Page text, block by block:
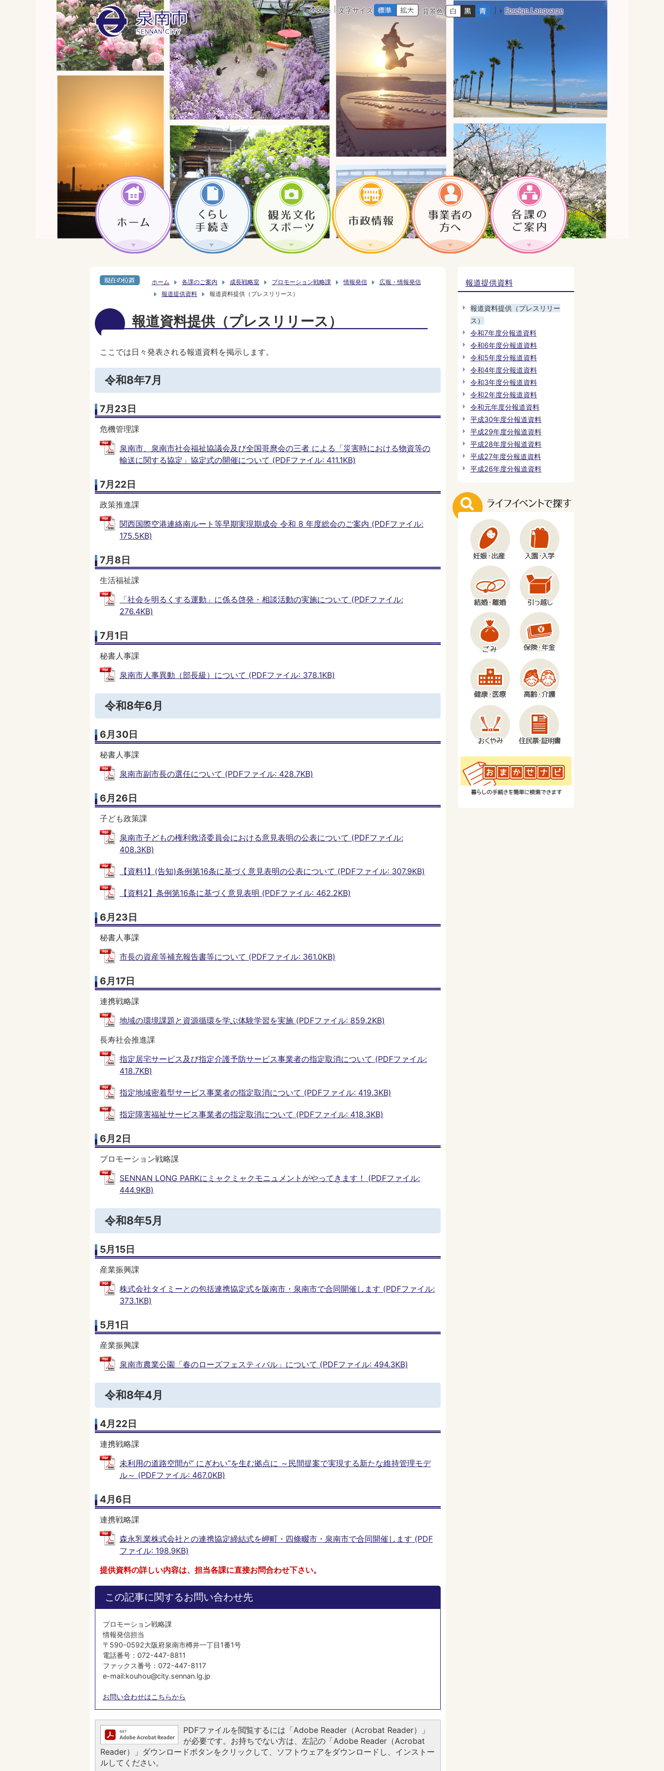
本文へ 文字サイズ 背景色 Foreign Language
ホーム 各課のご案内 成長戦略室 プロモーション戦略課 情報発信
広報・情報発信
報道提供資料
報道資料提供（プレスリリース）
報道資料提供（プレスリリース）
ここでは日々発表される報道資料を掲示します。
令和8年7月
7月23日
危機管理課
泉南市、泉南市社会福祉協議会及び全国哥麿会の三者 による「災害時における物資等の
輸送に関する協定」協定式の開催について (PDFファイル: 411.1KB)
7月22日
政策推進課
関西国際空港連絡南ルート等早期実現期成会 令和 8 年度総会のご案内 (PDFファイル:
175.5KB)
7月8日
生活福祉課
「社会を明るくする運動」に係る啓発・相談活動の実施について (PDFファイル:
276.4KB)
7月1日
秘書人事課
泉南市人事異動（部長級）について (PDFファイル: 378.1KB)
令和8年6月
6月30日
秘書人事課
泉南市副市長の選任について (PDFファイル: 428.7KB)
6月26日
子ども政策課
泉南市子どもの権利救済委員会における意見表明の公表について (PDFファイル:
408.3KB)
【資料1】(告知)条例第16条に基づく意見表明の公表について (PDFファイル: 307.9KB)
【資料2】条例第16条に基づく意見表明 (PDFファイル: 462.2KB)
6月23日
秘書人事課
市長の資産等補充報告書等について (PDFファイル: 361.0KB)
6月17日
連携戦略課
地域の環境課題と資源循環を学ぶ体験学習を実施 (PDFファイル: 859.2KB)
長寿社会推進課
指定居宅サービス及び指定介護予防サービス事業者の指定取消について (PDFファイル:
418.7KB)
指定地域密着型サービス事業者の指定取消について (PDFファイル: 419.3KB)
指定障害福祉サービス事業者の指定取消について (PDFファイル: 418.3KB)
6月2日
プロモーション戦略課
SENNAN LONG PARKにミャクミャクモニュメントがやってきます！ (PDFファイル:
444.9KB)
令和8年5月
5月15日
産業振興課
株式会社タイミーとの包括連携協定式を阪南市・泉南市で合同開催します (PDFファイル:
373.1KB)
5月1日
産業振興課
泉南市農業公園「春のローズフェスティバル」について (PDFファイル: 494.3KB)
令和8年4月
4月22日
連携戦略課
未利用の道路空間が“ にぎわい”を生む拠点に ～民間提案で実現する新たな維持管理モデ
ル～ (PDFファイル: 467.0KB)
4月6日
連携戦略課
森永乳業株式会社との連携協定締結式を岬町・四條畷市・泉南市で合同開催します (PDF
ファイル: 198.9KB)
提供資料の詳しい内容は、担当各課に直接お問合わせ下さい。
この記事に関するお問い合わせ先
プロモーション戦略課
情報発信担当
〒590-0592大阪府泉南市樽井一丁目1番1号
電話番号：072-447-8811
ファックス番号：072-447-8117
e-mail:kouhou@city.sennan.lg.jp
お問い合わせはこちらから
PDFファイルを閲覧するには「Adobe Reader（Acrobat Reader）」
が必要です。お持ちでない方は、左記の「Adobe Reader（Acrobat
Reader）」ダウンロードボタンをクリックして、ソフトウェアをダウンロードし、インストー
ルしてください。
報道提供資料
報道資料提供（プレスリリー
ス）
令和7年度分報道資料
令和6年度分報道資料
令和5年度分報道資料
令和4年度分報道資料
令和3年度分報道資料
令和2年度分報道資料
令和元年度分報道資料
平成30年度分報道資料
平成29年度分報道資料
平成28年度分報道資料
平成27年度分報道資料
平成26年度分報道資料